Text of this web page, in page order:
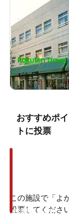
1泊円～
おすすめポ
トに投票
この施設で「よ
投票してくださ
投票ありがとう